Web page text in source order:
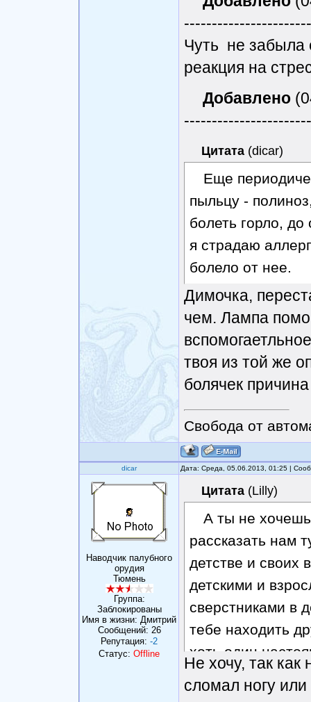
Чуть не забыла
реакция на
Добавлено
Цитата (dicar)
Еще
пыльцу -
болеть горло, до
я страдаю
болело от нее.
Димочка,
чем. Лампа
твоя из той же
болячек
Свобода от
dicar Дата: Среда, 05.06.2013, 01:25 |
Наводчик палубного
орудия
Тюмень
Группа:
Заблокированы
Имя в жизни: Дмитрий
Сообщений: 26
Репутация: -2
Статус: Offline
Цитата (Lilly)
А ты не хочешь
рассказать нам
детстве и своих
детскими и
сверстниками в
тебе находить
хоть один
о своих
Не хочу, так
сломал ногу